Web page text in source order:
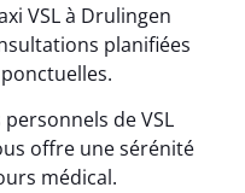
VSL à Drulingen
planifiées
de VSL
offre une sérénité
médical.